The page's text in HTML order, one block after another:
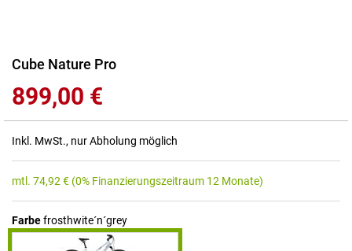
Zum
der
Bildgalerie
springen
Cube Nature Pro
899,00 €
Inkl. MwSt., nur Abholung möglich
mtl. 74,92 € (0% Finanzierungszeitraum 12 Monate)
Farbefrosthwite´n´grey